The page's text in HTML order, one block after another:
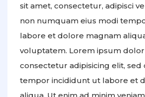
sit amet, consectetur, adipisci
non numquam eius modi
labore et dolore magnam
voluptatem. Lorem ipsum dolor
consectetur adipisicing elit, sed
tempor incididunt ut labore et